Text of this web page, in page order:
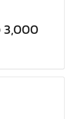
3,000